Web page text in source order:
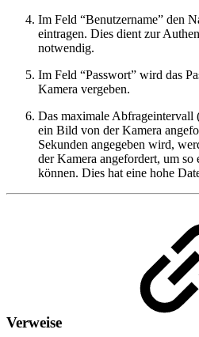
Im Feld “Benutzername” den
eintragen. Dies dient zur
notwendig.
Im Feld “Passwort” wird das
Kamera vergeben.
Das maximale
ein Bild von der Kamera
Sekunden angegeben wird,
der Kamera angefordert, um so
können. Dies hat eine hohe
Verweise